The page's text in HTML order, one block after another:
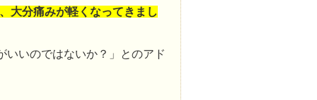
大分痛みが軽くなってきまし
いいのではないか？」とのアド